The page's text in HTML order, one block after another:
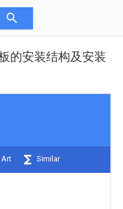
的安装结构及安装
Art Similar